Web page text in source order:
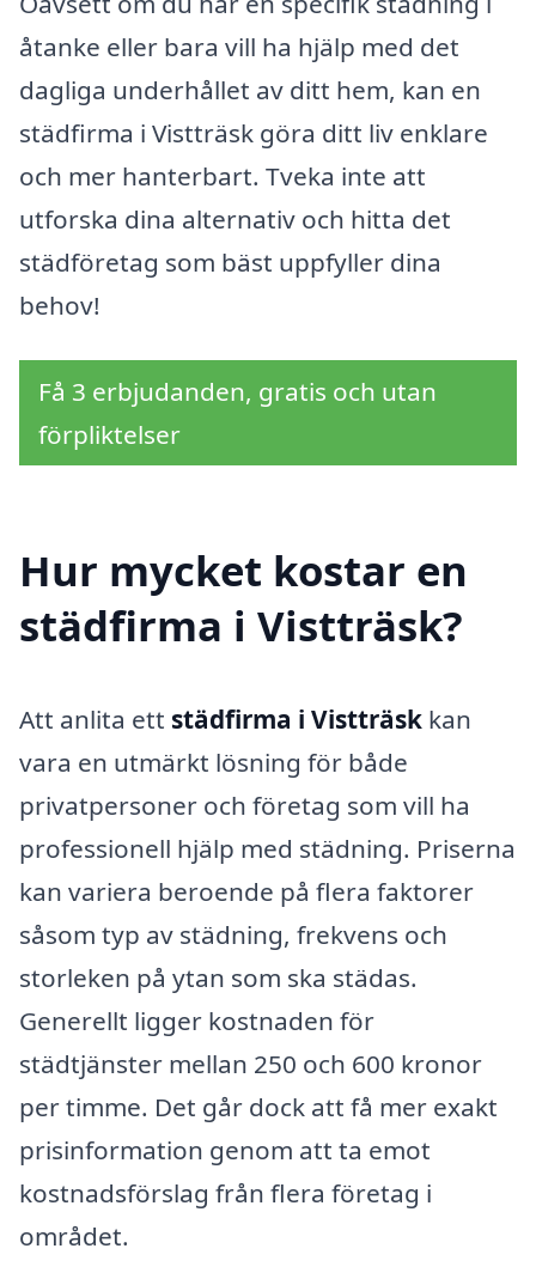
åtanke eller bara vill ha hjälp med det
dagliga underhållet av ditt hem, kan en
städfirma i Vistträsk göra ditt liv enklare
och mer hanterbart. Tveka inte att
utforska dina alternativ och hitta det
städföretag som bäst uppfyller dina
behov!
Få 3 erbjudanden, gratis och utan
förpliktelser
Hur mycket kostar en
städfirma i Vistträsk?
Att anlita ett städfirma i Vistträsk kan
vara en utmärkt lösning för både
privatpersoner och företag som vill ha
professionell hjälp med städning. Priserna
kan variera beroende på flera faktorer
såsom typ av städning, frekvens och
storleken på ytan som ska städas.
Generellt ligger kostnaden för
städtjänster mellan 250 och 600 kronor
per timme. Det går dock att få mer exakt
prisinformation genom att ta emot
kostnadsförslag från flera företag i
området.